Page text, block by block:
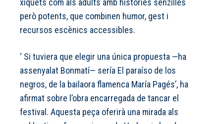
xiquets com als adults amb històries senzilles
però potents, que combinen humor, gest i
recursos escènics accessibles.
‘ Si tuviera que elegir una única propuesta —ha
assenyalat Bonmatí— sería El paraíso de los
negros, de la bailaora flamenca María Pagés’, ha
afirmat sobre l’obra encarregada de tancar el
festival. Aquesta peça oferirà una mirada als